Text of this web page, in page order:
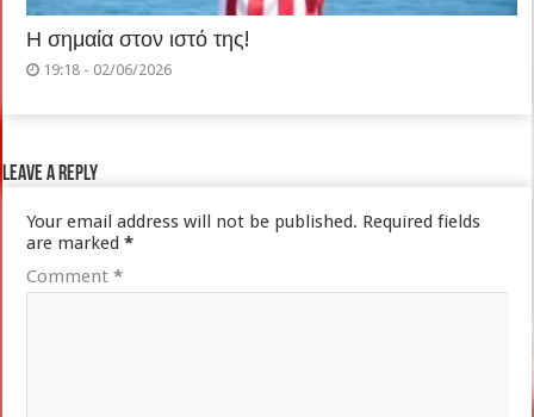
Η σημαία στον ιστό της!
19:18 - 02/06/2026
Leave a Reply
Your email address will not be published. Required fields
are marked*
Comment*